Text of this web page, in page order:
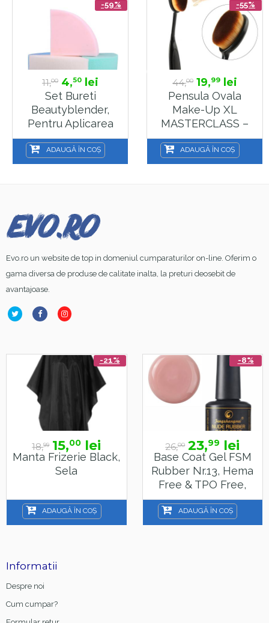
-59%
11,00 4,50 lei
Set Bureti
Beautyblender,
Pentru Aplicarea
Fondului De Ten, In
Forma De Triunghi,
4 Buc MU7
ADAUGĂ ÎN COȘ
-55%
44,00 19,99lei
Pensula Ovala
Make-Up XL
MASTERCLASS –
LR312
ADAUGĂ ÎN COȘ
Evo.ro un website de top in domeniul cumparaturilor on-line. Oferim o
gama diversa de produse de calitate inalta, la preturi deosebit de
avantajoase.
-21%
18,99 15,00 lei
Manta Frizerie Black,
Sela
ADAUGĂ ÎN COȘ
-8%
26,00 23,99 lei
Base Coat Gel FSM
Rubber Nr.13, Hema
Free & TPO Free,
15ml
ADAUGĂ ÎN COȘ
Informatii
Despre noi
Cum cumpar?